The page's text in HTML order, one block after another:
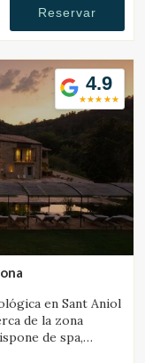
Reservar
4.9
en Sant Aniol
de la zona
de spa,